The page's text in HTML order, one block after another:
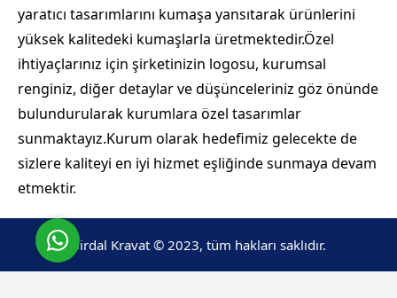
yaratıcı tasarımlarını kumaşa yansıtarak ürünlerini
yüksek kalitedeki kumaşlarla üretmektedir.Özel
ihtiyaçlarınız için şirketinizin logosu, kurumsal
renginiz, diğer detaylar ve düşünceleriniz göz önünde
bulundurularak kurumlara özel tasarımlar
sunmaktayız.Kurum olarak hedefimiz gelecekte de
sizlere kaliteyi en iyi hizmet eşliğinde sunmaya devam
etmektir.
Birdal Kravat © 2023, tüm hakları saklıdır.
Birdal Kravat
Cevap Yaz